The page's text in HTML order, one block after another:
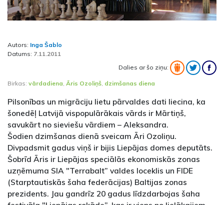
Autors: Inga Šablo
Datums: 7.11.2011
Dalies ar šo ziņu:
Birkas: vārdadiena, Āris Ozoliņš, dzimšanas diena
Pilsonības un migrāciju lietu pārvaldes dati liecina, ka
šonedēļ Latvijā vispopulārākais vārds ir Mārtiņš,
savukārt no sieviešu vārdiem – Aleksandra.
Šodien dzimšanas dienā sveicam Āri Ozoliņu.
Divpadsmit gadus viņš ir bijis Liepājas domes deputāts.
Šobrīd Āris ir Liepājas speciālās ekonomiskās zonas
uzņēmuma SIA "Terrabalt” valdes loceklis un FIDE
(Starptautiskās šaha federācijas) Baltijas zonas
prezidents. Jau gandrīz 20 gadus līdzdarbojas šaha